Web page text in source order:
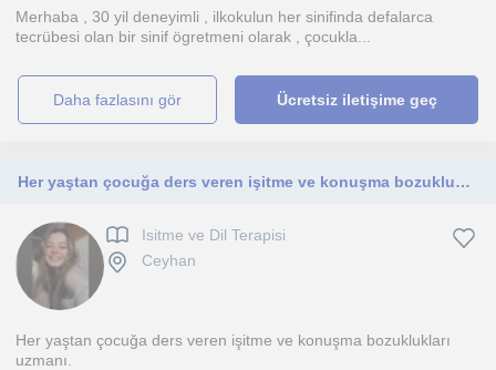
Merhaba , 30 yil deneyimli , ilkokulun her sinifinda defalarca
tecrübesi olan bir sinif ögretmeni olarak , çocukla...
daha fazlasını gör Ücretsiz iletişime geç
Her yaştan çocuğa ders veren işitme ve konuşma bozuklukları uzmanı
Isitme ve Dil Terapisi
Ceyhan
Her yaştan çocuğa ders veren işitme ve konuşma bozuklukları
uzmanı.